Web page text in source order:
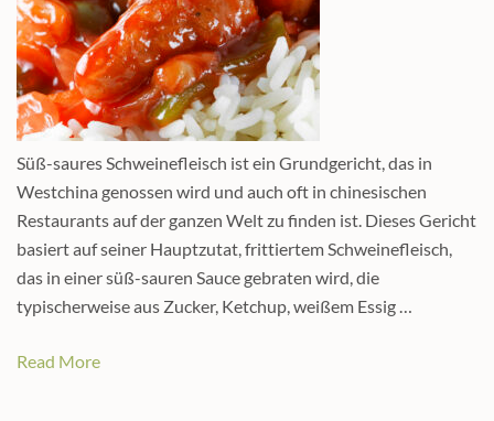
Süß-saures Schweinefleisch ist ein Grundgericht, das in
Westchina genossen wird und auch oft in chinesischen
Restaurants auf der ganzen Welt zu finden ist. Dieses Gericht
basiert auf seiner Hauptzutat, frittiertem Schweinefleisch,
das in einer süß-sauren Sauce gebraten wird, die
typischerweise aus Zucker, Ketchup, weißem Essig …
Read More